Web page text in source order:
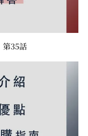
第35話